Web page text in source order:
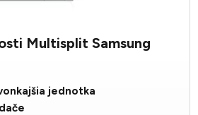
Multisplit Samsung
jednotka